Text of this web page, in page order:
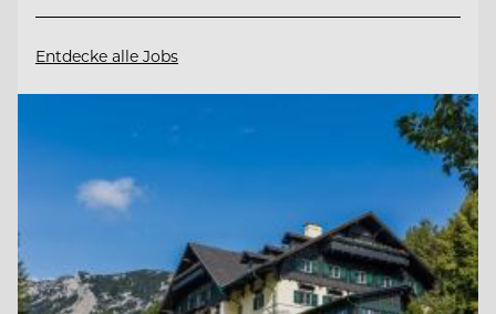
Entdecke alle Jobs